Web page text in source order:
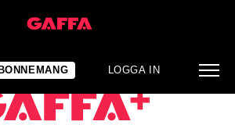
LOGGA IN